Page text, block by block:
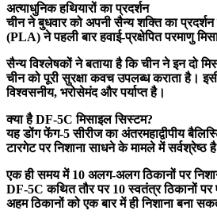
अत्याधुनिक हथियारों का प्रदर्शन
चीन ने बुधवार को अपनी सैन्य शक्ति का
(PLA) ने पहली बार हवाई-प्रक्षेपित परमाणु
सैन्य विश्लेषकों ने बताया है कि चीन ने इन दो
चीन को पूरी सुरक्षा कवच उपलब्ध कराता है।
विश्वसनीय, भरोसेमंद और पर्याप्त है।
क्या है DF-5C मिसाइल सिस्टम?
यह डोंग फेंग-5 सीरीज का अंतरमहाद्वीपीय
टारगेट पर निशाना साधने के मामले में
एक ही समय में 10 अलग-अलग ठिकानों पर
DF-5C कथित तौर पर 10 स्वतंत्र ठिकानों
अहम ठिकानों को एक बार में ही निशाना